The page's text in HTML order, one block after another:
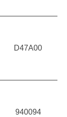
D47A00
940094